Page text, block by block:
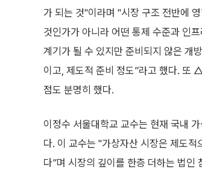
가 되는 것"이라며 "시장 구조 전반에
것인가가 아니라 어떤 통제 수준과 인
계기가 될 수 있지만 준비되지 않은 개
이고, 제도적 준비 정도”라고 했다. 또
점도 분명히 했다.
이정수 서울대학교 교수는 현재 국내
다. 이 교수는 "가상자산 시장은 제도
다”며 시장의 깊이를 한층 더하는 법인